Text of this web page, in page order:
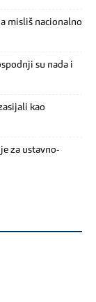
misliš nacionalno
su nada i
kao
za ustavno-